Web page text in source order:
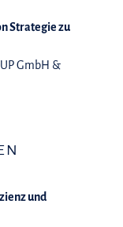
Strategie zu
GmbH &
und